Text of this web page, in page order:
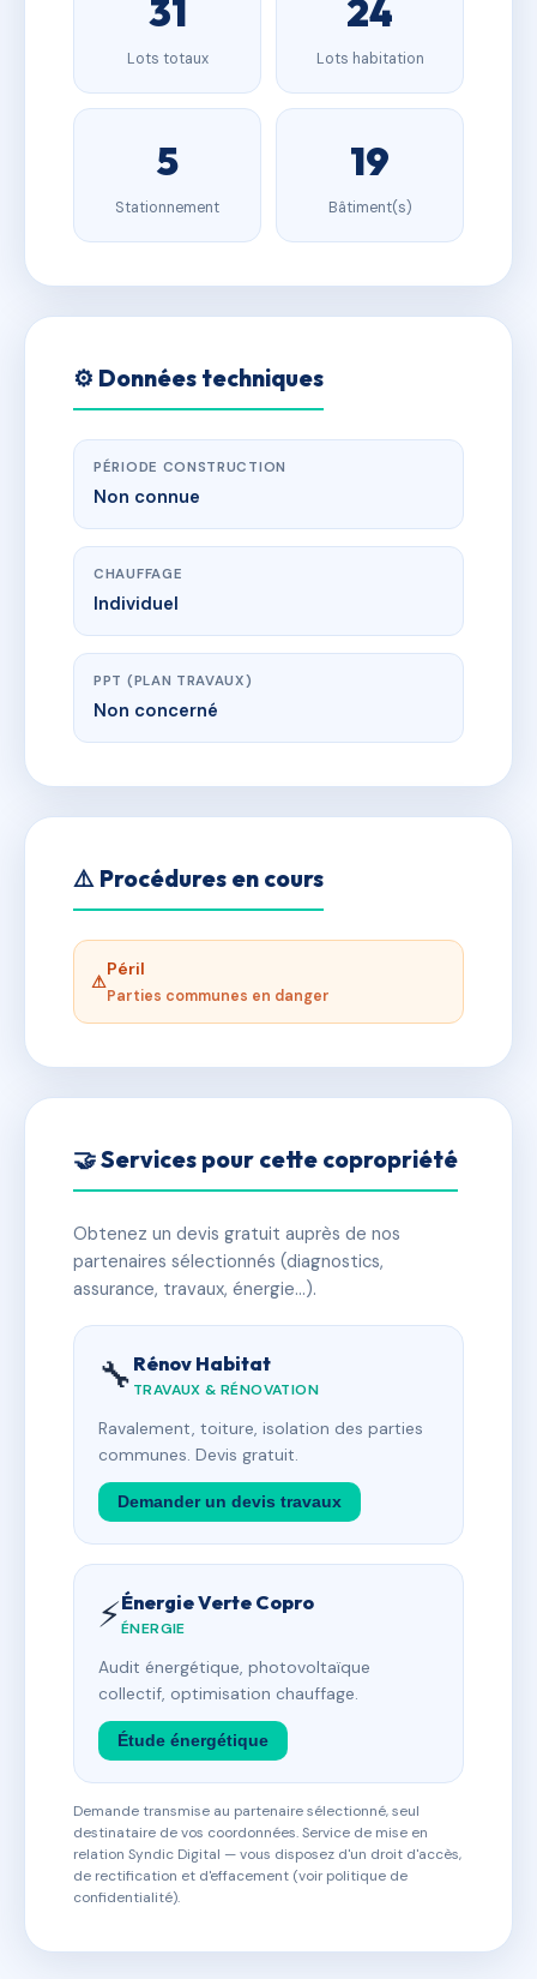
31
Lots totaux
24
Lots habitation
5
Stationnement
19
Bâtiment(s)
⚙️ Données techniques
PÉRIODE CONSTRUCTION
Non connue
CHAUFFAGE
Individuel
PPT (PLAN TRAVAUX)
Non concerné
⚠️ Procédures en cours
⚠
Péril
Parties communes en danger
🤝 Services pour cette copropriété
Obtenez un devis gratuit auprès de nos
partenaires sélectionnés (diagnostics,
assurance, travaux, énergie…).
🔧 Rénov Habitat
TRAVAUX & RÉNOVATION
Ravalement, toiture, isolation des parties
communes. Devis gratuit.
Demander un devis travaux
⚡Énergie Verte Copro
ÉNERGIE
Audit énergétique, photovoltaïque
collectif, optimisation chauffage.
Étude énergétique
Demande transmise au partenaire sélectionné, seul
destinataire de vos coordonnées. Service de mise en
relation Syndic Digital — vous disposez d'un droit d'accès,
de rectification et d'effacement (voir politique de
confidentialité).